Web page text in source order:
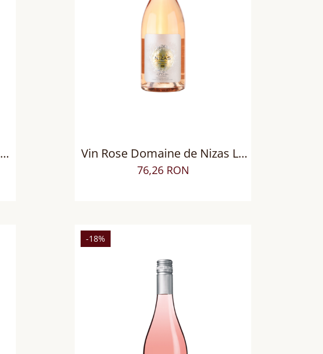
Vin Rose Domaine de Nizas Le
Clos, Sec
76,26 RON
-18%